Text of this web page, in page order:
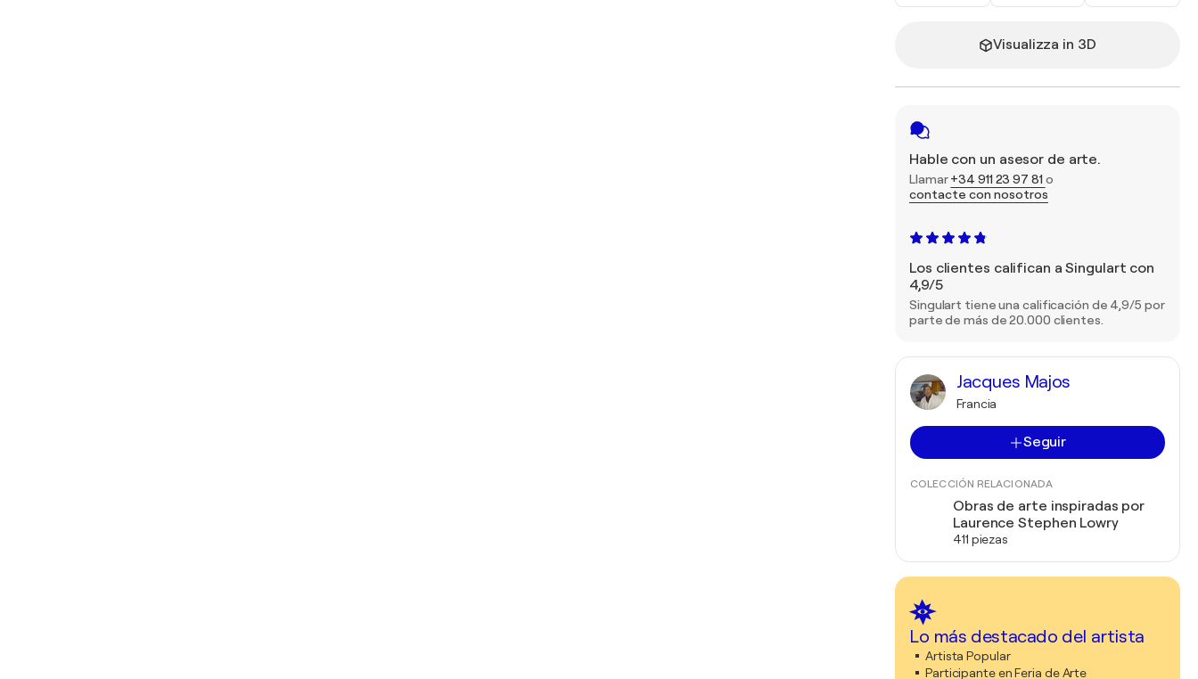
Visualizza in 3D
Hable con un asesor de arte.
Llamar+34 911 23 97 81 o
contacte con nosotros
Los clientes califican a Singulart con
4,9/5
Singulart tiene una calificación de 4,9/5 por
parte de más de 20.000 clientes.
Jacques Majos
Francia
Seguir
COLECCIÓN RELACIONADA
Obras de arte inspiradas por
Laurence Stephen Lowry
411 piezas
Lo más destacado del artista
Artista Popular
Participante en Feria de Arte